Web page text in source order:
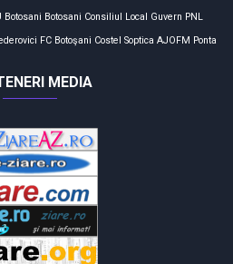
Botosani Botosani Consiliul Local Guvern PNL
FC Botoşani Costel Soptica AJOFM Ponta
MEDIA